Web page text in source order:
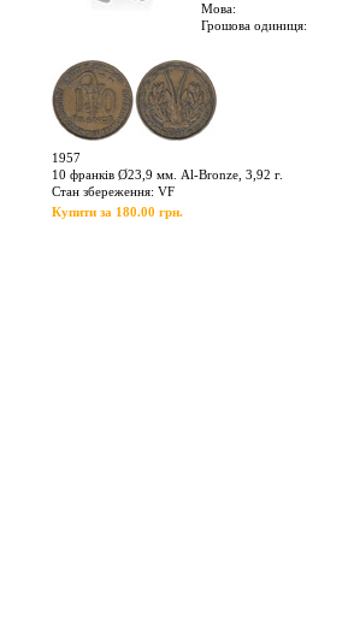
Мова:
Грошова одиниця:
1957
10 франків Ø23,9 мм. Al-Bronze, 3,92 г.
Стан збереження: VF
Купити за 180.00 грн.